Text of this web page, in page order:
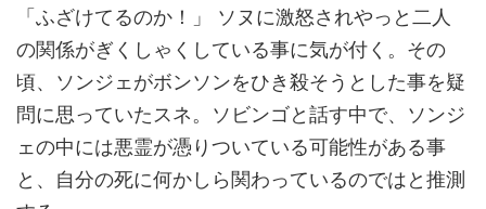
「ふざけてるのか！」 ソヌに激怒されやっと二人
の関係がぎくしゃくしている事に気が付く。その
頃、ソンジェがボンソンをひき殺そうとした事を疑
問に思っていたスネ。ソビンゴと話す中で、ソンジ
ェの中には悪霊が憑りついている可能性がある事
と、自分の死に何かしら関わっているのではと推測